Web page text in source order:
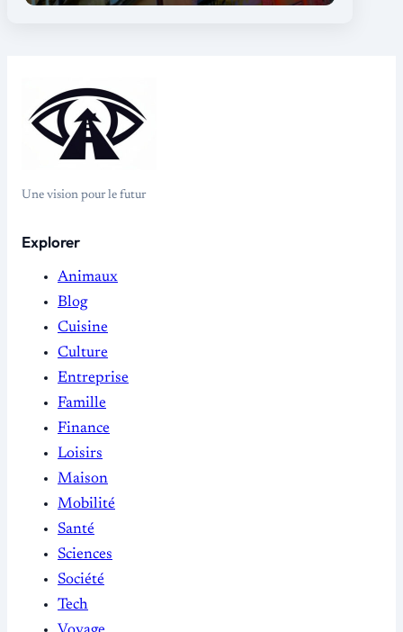
Une vision pour le futur
Explorer
Animaux
Blog
Cuisine
Culture
Entreprise
Famille
Finance
Loisirs
Maison
Mobilité
Santé
Sciences
Société
Tech